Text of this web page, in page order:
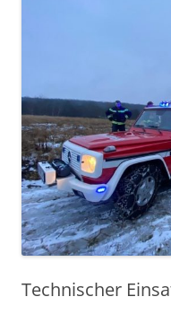
Technischer